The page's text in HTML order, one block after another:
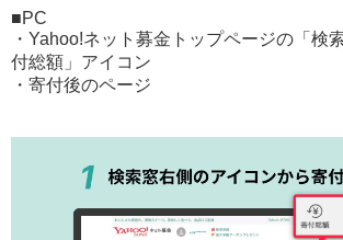
■PC
・Yahoo!ネット募金トップページの「検
付総額」アイコン
・寄付後のページ